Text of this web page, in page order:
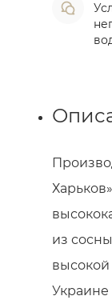
из
Украине